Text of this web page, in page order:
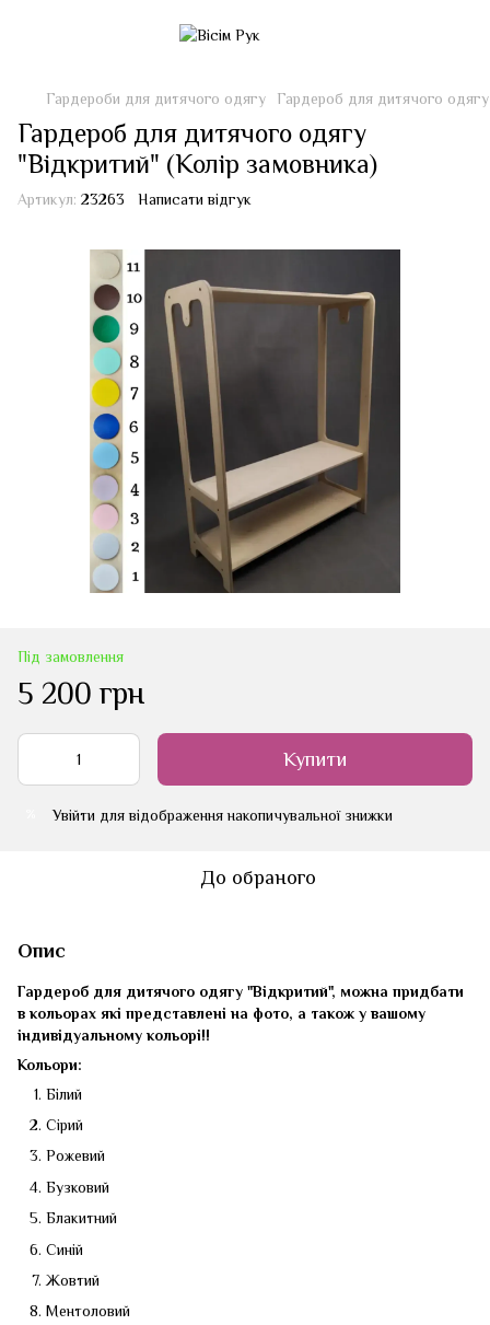
Гардероби для дитячого одягу Гардероб для дитячого одягу
Гардероб для дитячого одягу
"Відкритий" (Колір замовника)
Артикул: 23263 Написати відгук
Під замовлення
5 200 грн
Купити
Увійти для відображення накопичувальної знижки
До обраного
Опис
Гардероб для дитячого одягу "Відкритий", можна придбати
в кольорах які представлені на фото, а також у вашому
індивідуальному кольорі!!
Кольори:
Білий
Сірий
Рожевий
Бузковий
Блакитний
Синій
Жовтий
Ментоловий